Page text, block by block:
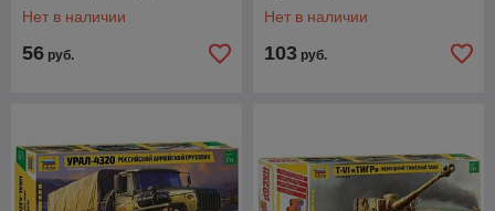
Нет в наличии
56 руб.
Нет в наличии
103 руб.